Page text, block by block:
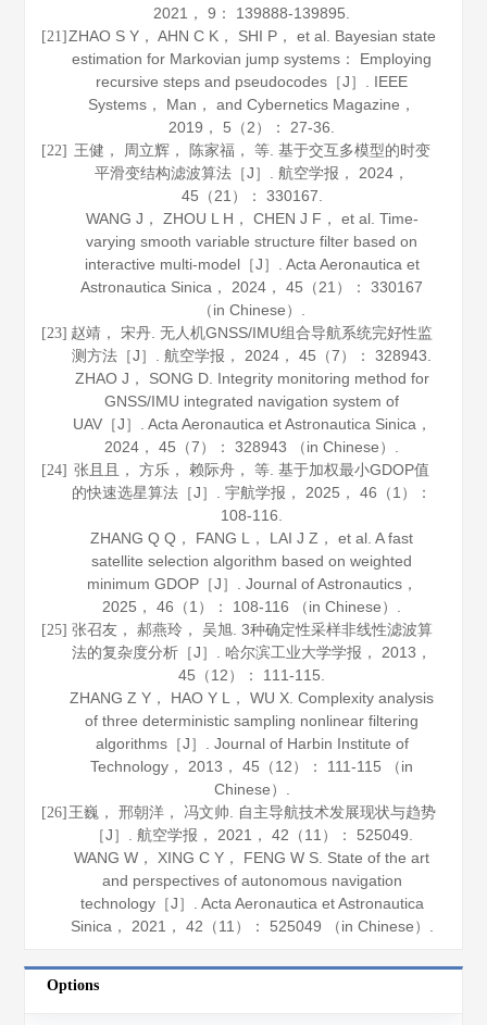
2021 ，9 ： 139888-139895.
[21] ZHAO S Y， AHN C K， SHI P， et al. Bayesian state
estimation for Markovian jump systems： Employing
recursive steps and pseudocodes［J］. IEEE
Systems， Man， and Cybernetics Magazine ，
2019 ， 5 （2）： 27-36.
[22] 王健， 周立辉， 陈家福， 等. 基于交互多模型的时变
平滑变结构滤波算法［J］.航空学报 ， 2024 ，
45 （21）： 330167.
WANG J， ZHOU L H， CHEN J F， et al. Time-
varying smooth variable structure filter based on
interactive multi-model［J］. Acta Aeronautica et
Astronautica Sinica ， 2024 ，45 （21）： 330167
（in Chinese）.
[23] 赵靖， 宋丹. 无人机GNSS/IMU组合导航系统完好性监
测方法［J］.航空学报 ， 2024 ，45 （7）： 328943.
ZHAO J， SONG D. Integrity monitoring method for
GNSS/IMU integrated navigation system of
UAV［J］. Acta Aeronautica et Astronautica Sinica ，
2024 ，45 （7）： 328943 （in Chinese）.
[24] 张且且， 方乐， 赖际舟， 等. 基于加权最小GDOP值
的快速选星算法［J］.宇航学报 ， 2025 ，46 （1）：
108-116.
ZHANG Q Q， FANG L， LAI J Z， et al. A fast
satellite selection algorithm based on weighted
minimum GDOP［J］. Journal of Astronautics，
2025 ，46 （1）： 108-116 （in Chinese）.
[25] 张召友， 郝燕玲， 吴旭. 3种确定性采样非线性滤波算
法的复杂度分析［J］.哈尔滨工业大学学报 ， 2013 ，
45 （12）： 111-115.
ZHANG Z Y， HAO Y L， WU X. Complexity analysis
of three deterministic sampling nonlinear filtering
algorithms［J］. Journal of Harbin Institute of
Technology ， 2013 ，45 （12）： 111-115 （in
Chinese）.
[26] 王巍， 邢朝洋， 冯文帅. 自主导航技术发展现状与趋势
［J］.航空学报 ， 2021 ，42 （11）： 525049.
WANG W， XING C Y， FENG W S. State of the art
and perspectives of autonomous navigation
technology［J］. Acta Aeronautica et Astronautica
Sinica ， 2021 ， 42 （11）： 525049 （in Chinese）.
Options